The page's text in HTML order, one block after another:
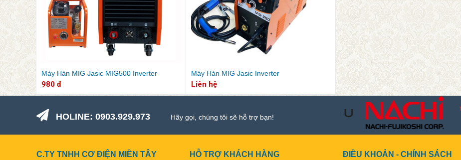
Máy Hàn MIG Jasic MIG500 Inverter
980 đ
Máy Hàn MIG Jasic Inverter
Liên hệ
HOLINE: 0903.929.973 Hãy gọi, chúng tôi sẽ hỗ trợ bạn!
C.TY TNHH CƠ ĐIỆN MIỀN TÂY HỖ TRỢ KHÁCH HÀNG ĐIỀU KHOẢN - CHÍNH SÁCH